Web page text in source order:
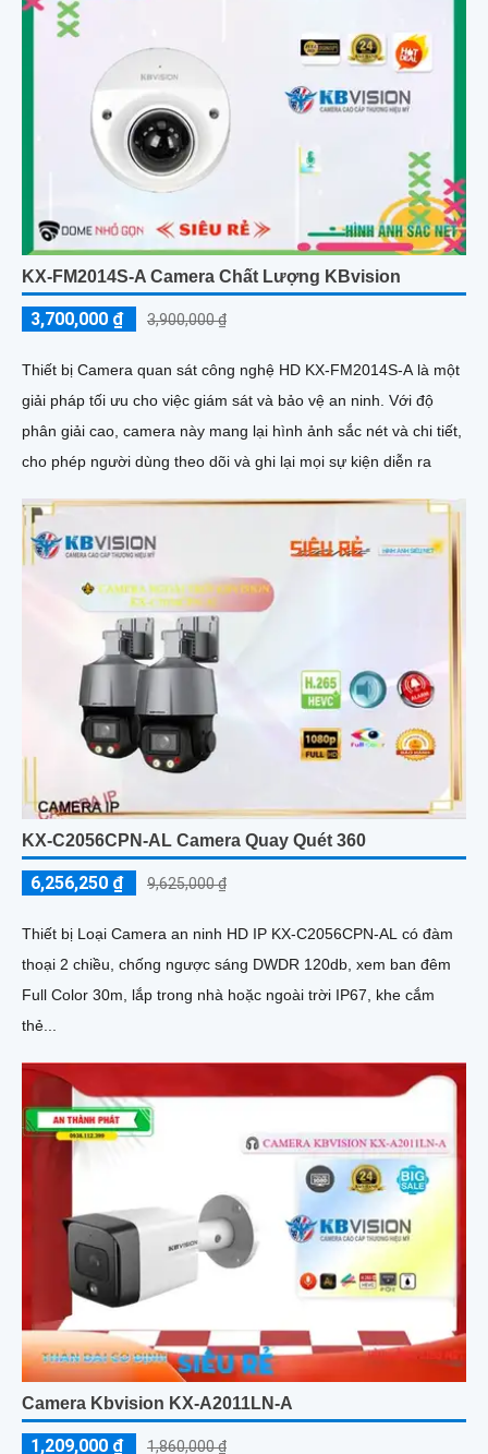
KX-FM2014S-A Camera Chất Lượng KBvision
3,700,000 ₫ 3,900,000 ₫
Thiết bị Camera quan sát công nghệ HD KX-FM2014S-A là một
giải pháp tối ưu cho việc giám sát và bảo vệ an ninh. Với độ
phân giải cao, camera này mang lại hình ảnh sắc nét và chi tiết,
cho phép người dùng theo dõi và ghi lại mọi sự kiện diễn ra
KX-C2056CPN-AL Camera Quay Quét 360
6,256,250 ₫ 9,625,000 ₫
Thiết bị Loại Camera an ninh HD IP KX-C2056CPN-AL có đàm
thoại 2 chiều, chống ngược sáng DWDR 120db, xem ban đêm
Full Color 30m, lắp trong nhà hoặc ngoài trời IP67, khe cắm
thẻ...
Camera Kbvision KX-A2011LN-A
1,209,000 ₫ 1,860,000 ₫